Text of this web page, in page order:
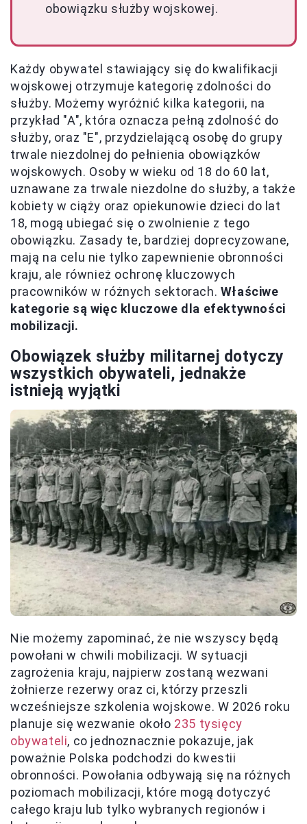
obowiązku służby wojskowej.
Każdy obywatel stawiający się do kwalifikacji
wojskowej otrzymuje kategorię zdolności do
służby. Możemy wyróżnić kilka kategorii, na
przykład "A", która oznacza pełną zdolność do
służby, oraz "E", przydzielającą osobę do grupy
trwale niezdolnej do pełnienia obowiązków
wojskowych. Osoby w wieku od 18 do 60 lat,
uznawane za trwale niezdolne do służby, a także
kobiety w ciąży oraz opiekunowie dzieci do lat
18, mogą ubiegać się o zwolnienie z tego
obowiązku. Zasady te, bardziej doprecyzowane,
mają na celu nie tylko zapewnienie obronności
kraju, ale również ochronę kluczowych
pracowników w różnych sektorach. Właściwe
kategorie są więc kluczowe dla efektywności
mobilizacji.
Obowiązek służby militarnej dotyczy
wszystkich obywateli, jednakże
istnieją wyjątki
Nie możemy zapominać, że nie wszyscy będą
powołani w chwili mobilizacji. W sytuacji
zagrożenia kraju, najpierw zostaną wezwani
żołnierze rezerwy oraz ci, którzy przeszli
wcześniejsze szkolenia wojskowe. W 2026 roku
planuje się wezwanie około 235 tysięcy
obywateli, co jednoznacznie pokazuje, jak
poważnie Polska podchodzi do kwestii
obronności. Powołania odbywają się na różnych
poziomach mobilizacji, które mogą dotyczyć
całego kraju lub tylko wybranych regionów i